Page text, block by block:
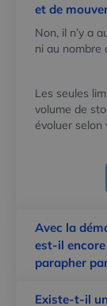
et de
1
Non, il n’y a
ni au nombre
Les seules
volume de
évoluer selon
Avec la
est-il
parapher
Existe-t-il